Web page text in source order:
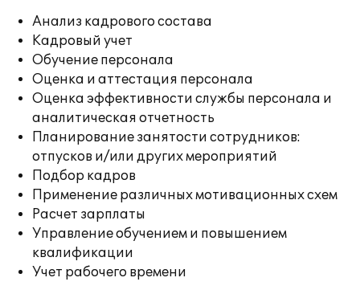
Анализ кадрового состава
Кадровый учет
Обучение персонала
Оценка и аттестация персонала
Оценка эффективности службы персонала и
аналитическая отчетность
Планирование занятости сотрудников:
отпусков и/или других мероприятий
Подбор кадров
Применение различных мотивационных схем
Расчет зарплаты
Управление обучением и повышением
квалификации
Учет рабочего времени